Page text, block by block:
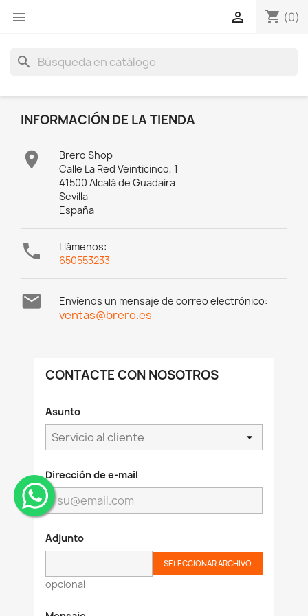
menu shopping_cart (0)

search
INFORMACIÓN DE LA TIENDA

Brero Shop
Calle La Red Veinticinco, 1
41500 Alcalá de Guadaíra
Sevilla
España

Llámenos:
650553233
 Envíenos un mensaje de correo electrónico:
ventas@brero.es
CONTACTE CON NOSOTROS
Asunto
Dirección de e-mail
Adjunto
SELECCIONAR ARCHIVO
opcional
¨